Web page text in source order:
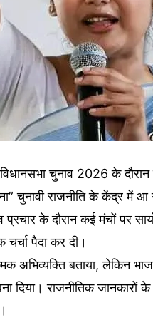
चुनाव 2026 के
चुनावी राजनीति के केंद्र में
के दौरान कई मंचों पर
पैदा कर दी।
अभिव्यक्ति बताया, लेकिन
दिया। राजनीतिक